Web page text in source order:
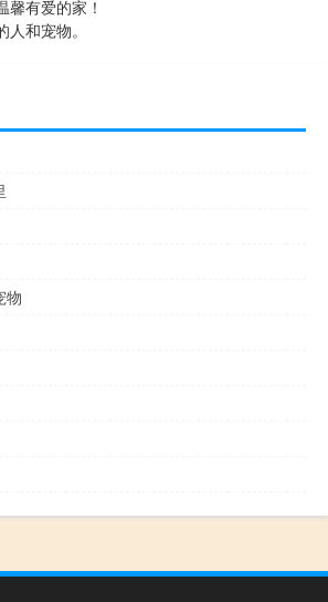
馨有爱的家！
和宠物。
物